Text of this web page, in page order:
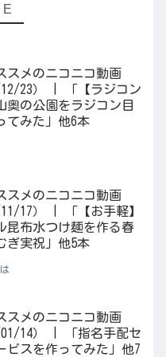
スメのニコニコ動画
12/23） | 「【ラジコン
奥の公園をラジコン目
てみた」他6本
スメのニコニコ動画
11/17） | 「【お手軽】
昆布水つけ麺を作る春
ぎ実祝」他5本
スメのニコニコ動画
01/14） | 「指名手配セ
ビスを作ってみた」他7